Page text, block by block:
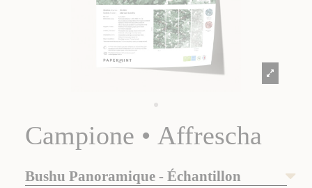
Campione • Affrescha
Bushu Panoramique - Échantillon